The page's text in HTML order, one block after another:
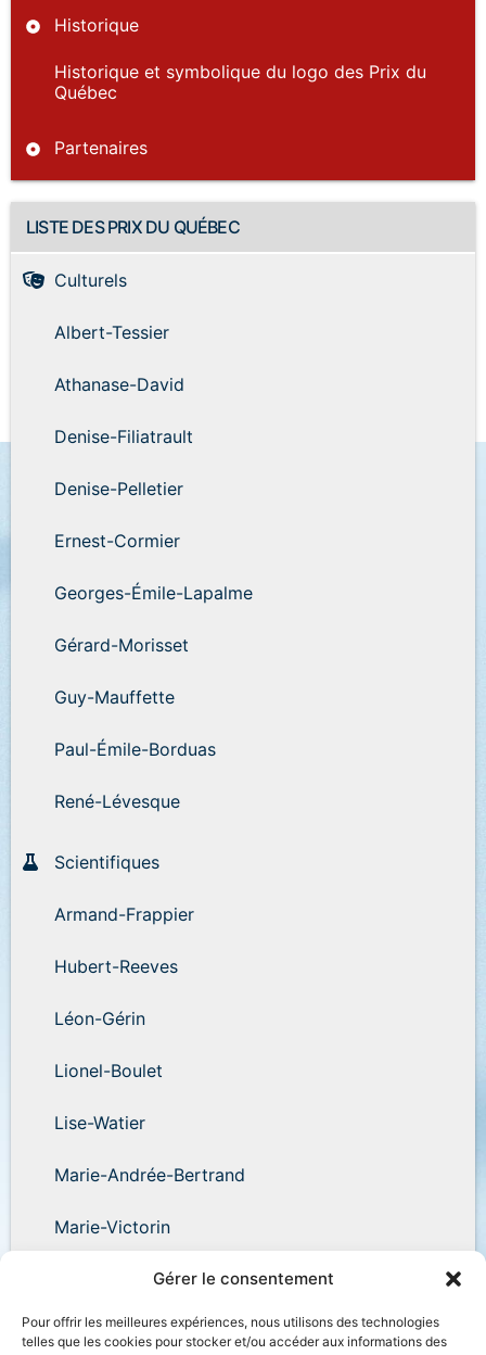
Gérer le consentement
Pour offrir les meilleures expériences, nous utilisons des technologies
telles que les cookies pour stocker et/ou accéder aux informations des
Historique
Historique et symbolique du logo des Prix du
Québec
Partenaires
LISTE DES PRIX DU QUÉBEC
Culturels
Albert-Tessier
Athanase-David
Denise-Filiatrault
Denise-Pelletier
Ernest-Cormier
Georges-Émile-Lapalme
Gérard-Morisset
Guy-Mauffette
Paul-Émile-Borduas
René-Lévesque
Scientifiques
Armand-Frappier
Hubert-Reeves
Léon-Gérin
Lionel-Boulet
Lise-Watier
Marie-Andrée-Bertrand
Marie-Victorin
Wilder-Penfield